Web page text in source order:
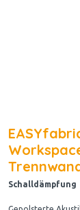
Schalldämpfung